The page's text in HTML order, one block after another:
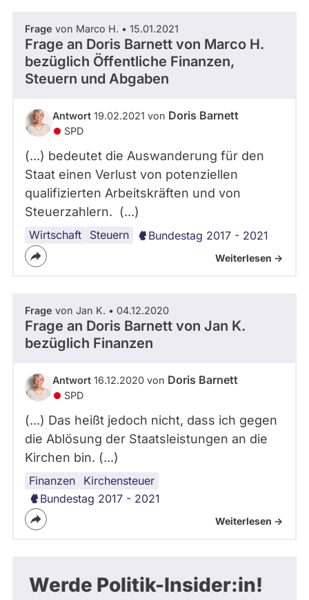
Frage von Marco H. • 15.01.2021
Frage an Doris Barnett von Marco H.
bezüglich Öffentliche Finanzen,
Steuern und Abgaben
Antwort 19.02.2021 von Doris Barnett
SPD
(...) bedeutet die Auswanderung für den
Staat einen Verlust von potenziellen
qualifizierten Arbeitskräften und von
Steuerzahlern. (...)
Wirtschaft Steuern
Migration Bundestag 2017 - 2021
Weiterlesen ->
Frage von Jan K. • 04.12.2020
Frage an Doris Barnett von Jan K.
bezüglich Finanzen
Antwort 16.12.2020 von Doris Barnett
SPD
(...) Das heißt jedoch nicht, dass ich gegen
die Ablösung der Staatsleistungen an die
Kirchen bin. (...)
Finanzen Kirchensteuer
Staatshaushalt
Bundestag 2017 - 2021
Weiterlesen ->
Werde Politik-Insider:in!